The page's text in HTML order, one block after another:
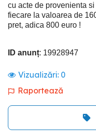
cu acte de provenienta
fiecare la valoarea de
pret, adica 800 euro !
ID anunț: 19928947
Vizualizări: 0
Raportează